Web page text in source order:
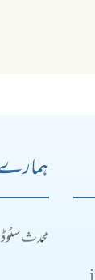
ہمارے
محدث